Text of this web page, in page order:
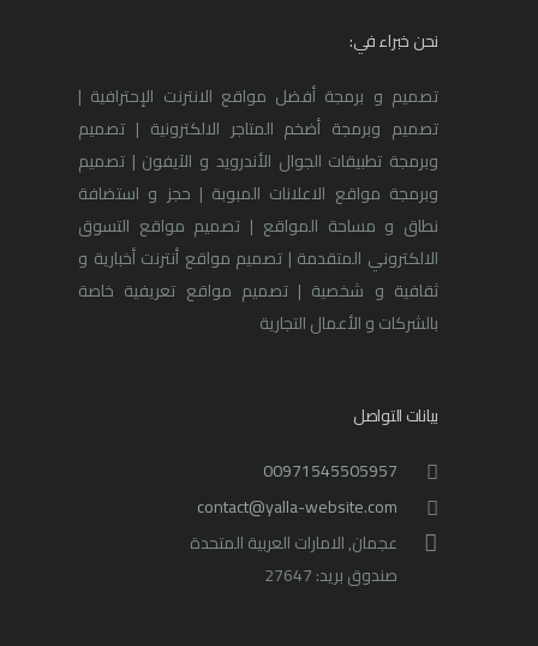
نحن خبراء في:
تصميم و برمجة أفضل مواقع الانترنت الإحترافية |
تصميم وبرمجة أضخم المتاجر الالكترونية | تصميم
وبرمجة تطبيقات الجوال الأندرويد و الآيفون | تصميم
وبرمجة مواقع الاعلانات المبوبة | حجز و استضافة
نطاق و مساحة المواقع | تصميم مواقع التسوق
الالكتروني المتقدمة | تصميم مواقع أنترنت أخبارية و
ثقافية و شخصية | تصميم مواقع تعريفية خاصة
بالشركات و الأعمال التجارية
بيانات التواصل
00971545505957
contact@yalla-website.com
عجمان, الامارات العربية المتحدة
صندوق بريد: 27647